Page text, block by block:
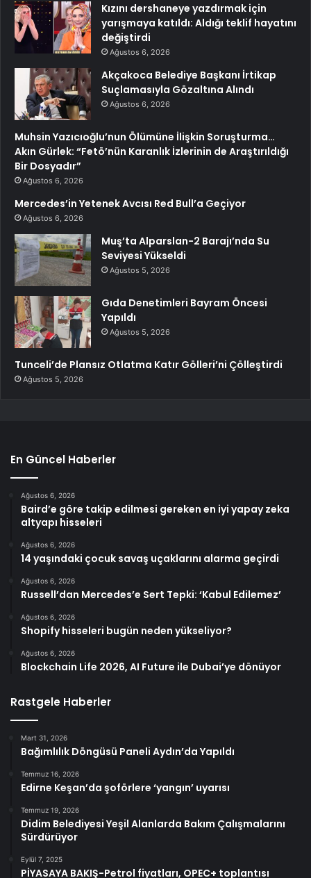
Kızını dershaneye yazdırmak için
yarışmaya katıldı: Aldığı teklif hayatını
değiştirdi
Ağustos 6, 2026
Akçakoca Belediye Başkanı İrtikap
Suçlamasıyla Gözaltına Alındı
Ağustos 6, 2026
Muhsin Yazıcıoğlu’nun Ölümüne İlişkin Soruşturma…
Akın Gürlek: “Fetö’nün Karanlık İzlerinin de Araştırıldığı
Bir Dosyadır”
Ağustos 6, 2026
Mercedes’in Yetenek Avcısı Red Bull’a Geçiyor
Ağustos 6, 2026
Muş’ta Alparslan-2 Barajı’nda Su
Seviyesi Yükseldi
Ağustos 5, 2026
Gıda Denetimleri Bayram Öncesi
Yapıldı
Ağustos 5, 2026
Tunceli’de Plansız Otlatma Katır Gölleri’ni Çölleştirdi
Ağustos 5, 2026
En Güncel Haberler
Ağustos 6, 2026
Baird’e göre takip edilmesi gereken en iyi yapay zeka
altyapı hisseleri
Ağustos 6, 2026
14 yaşındaki çocuk savaş uçaklarını alarma geçirdi
Ağustos 6, 2026
Russell’dan Mercedes’e Sert Tepki: ‘Kabul Edilemez’
Ağustos 6, 2026
Shopify hisseleri bugün neden yükseliyor?
Ağustos 6, 2026
Blockchain Life 2026, AI Future ile Dubai’ye dönüyor
Rastgele Haberler
Mart 31, 2026
Bağımlılık Döngüsü Paneli Aydın’da Yapıldı
Temmuz 16, 2026
Edirne Keşan’da şoförlere ‘yangın’ uyarısı
Temmuz 19, 2026
Didim Belediyesi Yeşil Alanlarda Bakım Çalışmalarını
Sürdürüyor
Eylül 7, 2025
PİYASAYA BAKIŞ-Petrol fiyatları, OPEC+ toplantısı